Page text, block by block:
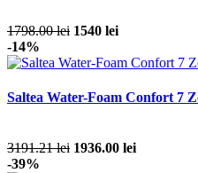
1798.00 lei 1540 lei
-14%
Saltea Water-Foam Confort 7
3191.21 lei 1936.00 lei
-39%